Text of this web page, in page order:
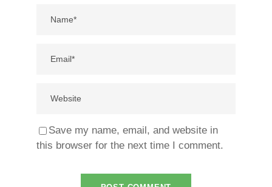
Save my name, email, and website in
this browser for the next time I comment.